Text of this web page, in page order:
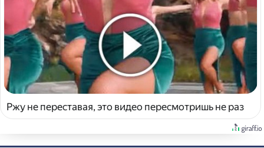
Ржу не переставая, это видео пересмотришь не раз